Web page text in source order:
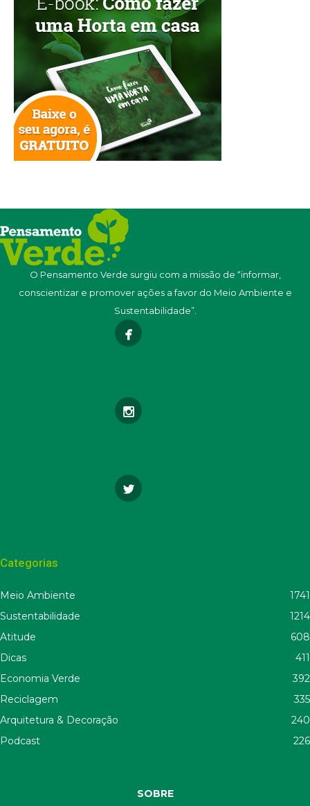
O Pensamento Verde surgiu com a missão de “informar,
conscientizar e promover ações a favor do Meio Ambiente e
Sustentabilidade”.
Categorias
Meio Ambiente
1741
Sustentabilidade
1214
Atitude
608
Dicas
411
Economia Verde
392
Reciclagem
335
Arquitetura & Decoração
240
Podcast
226
SOBRE